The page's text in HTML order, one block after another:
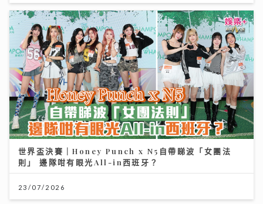
世界盃決賽｜Honey Punch x N5自帶睇波「女團法
則」 邊隊咁有眼光All-in西班牙？
23/07/2026